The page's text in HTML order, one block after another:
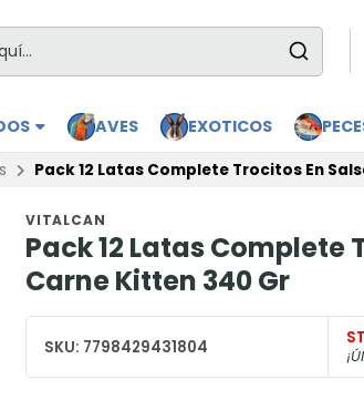
AVES EXOTICOS
Pack 12 Latas Complete Trocitos En
VITALCAN
Pack 12 Latas Complete
Carne Kitten 340 Gr
SKU: 7798429431804